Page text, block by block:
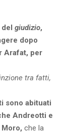
giudizio,
dopo
Arafat, per
tra fatti,
sono abituati
Andreotti e
che la